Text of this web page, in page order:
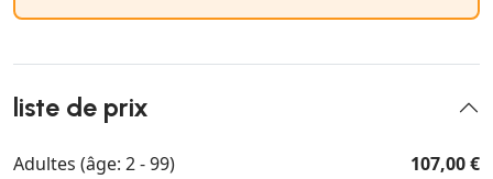
liste de prix
Adultes (âge: 2 - 99)
107,00 €